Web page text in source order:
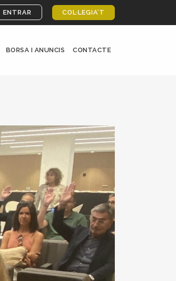
ENTRAR COL·LEGIA’T
BORSA I ANUNCIS CONTACTE